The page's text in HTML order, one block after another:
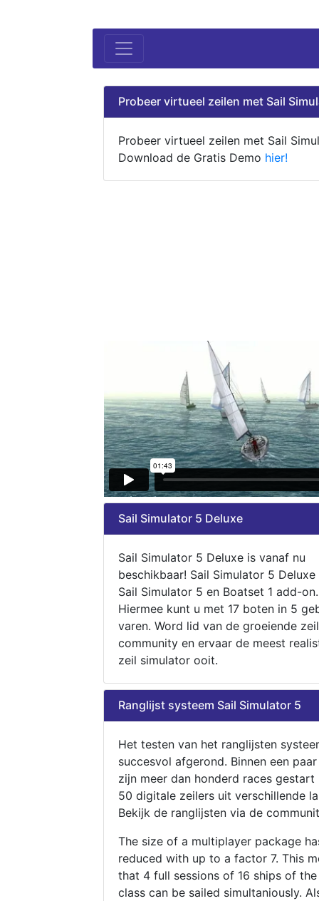
Probeer virtueel zeilen met Sail
Probeer virtueel zeilen met Sail
Download de Gratis Demo hier!
Sail Simulator 5 Deluxe
Sail Simulator 5 Deluxe is vanaf nu
beschikbaar! Sail Simulator 5
Sail Simulator 5 en Boatset 1 add-on.
Hiermee kunt u met 17 boten in 5
varen. Word lid van de groeiende zeil
community en ervaar de meest
zeil simulator ooit.
Ranglijst systeem Sail Simulator 5
Het testen van het ranglijsten
succesvol afgerond. Binnen een
zijn meer dan honderd races gestart
50 digitale zeilers uit verschillende
Bekijk de ranglijsten via de
The size of a multiplayer package
reduced with up to a factor 7. This
that 4 full sessions of 16 ships of
class can be sailed simultaniously.